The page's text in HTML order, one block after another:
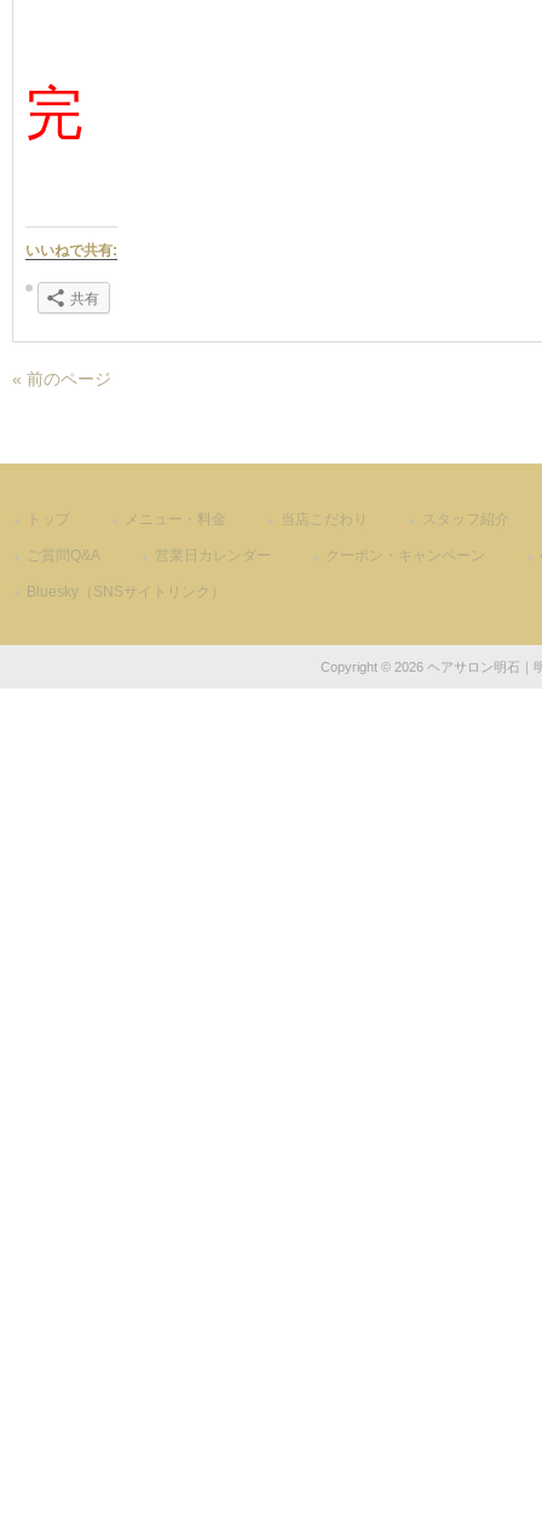
完
いいねで共有:
共有
« 前のページ
トップ メニュー・料金 当店こだわり スタッフ紹介
ご質問Q&A 営業日カレンダー クーポン・キャンペーン
Bluesky（SNSサイトリンク）
Copyright © 2026 ヘアサロン明石｜